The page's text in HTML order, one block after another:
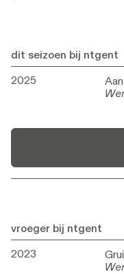
dit seizoen bij ntgent
2025
vroeger bij ntgent
2023